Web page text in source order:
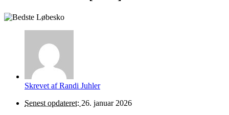
Skrevet afRandi Juhler
Senest opdateret: 26. januar 2026